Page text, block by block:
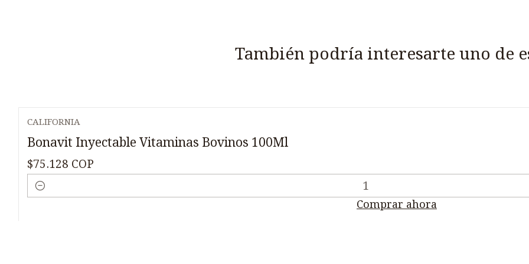
También podría interesarte uno de
CALIFORNIA
Bonavit Inyectable Vitaminas Bovinos 100Ml
$75.128 COP
Cantidad
Comprar ahora